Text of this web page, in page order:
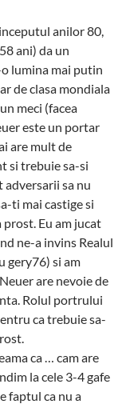
anilor 80,
ani) da un
lumina mai putin
de clasa mondiala
meci (facea
este un portar
are mult de
si trebuie sa-si
sa nu
ti mai castige si
prost. Eu am jucat
ne-a invins Realul
gery76) si am
are nevoie de
Rolul portrului
ca trebuie sa-
ca … cam are
la cele 3-4 gafe
faptul ca nu a